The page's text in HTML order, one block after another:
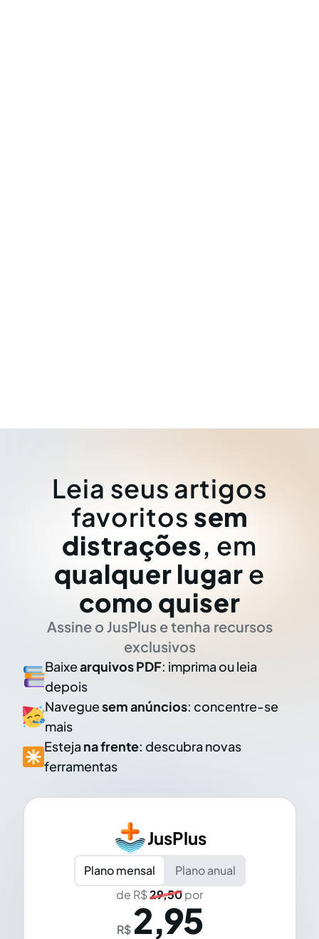
Leia seus artigos
favoritos sem
distrações, em
qualquer lugar e
como quiser
Assine o JusPlus e tenha recursos
exclusivos
Baixearquivos PDF: imprima ou leia
depois
Naveguesem anúncios: concentre-se
mais
Esteja na frente: descubra novas
ferramentas
JusPlus
Plano mensal
Plano anual
de R$29,50por
R$ 2,95